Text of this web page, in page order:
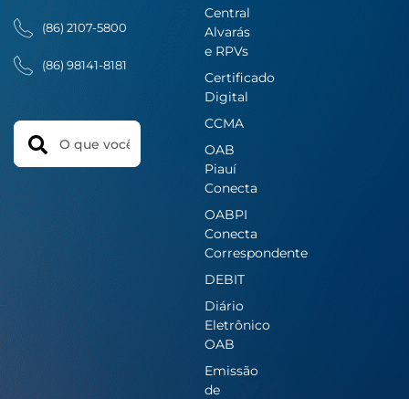
(86) 2107-5800
(86) 98141-8181
Search
Central
Alvarás
e RPVs
Certificado
Digital
CCMA
OAB
Piauí
Conecta
OABPI
Conecta
Correspondente
DEBIT
Diário
Eletrônico
OAB
Emissão
de